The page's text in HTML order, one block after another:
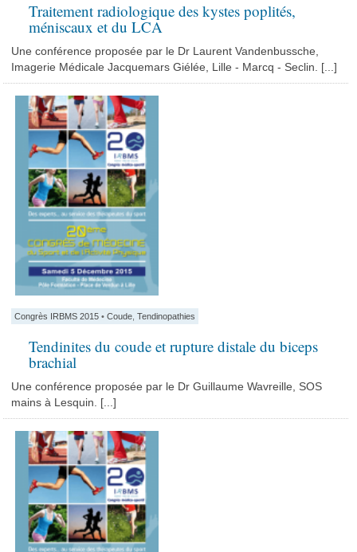
Traitement radiologique des kystes poplités,
méniscaux et du LCA
Une conférence proposée par le Dr Laurent Vandenbussche,
Imagerie Médicale Jacquemars Giélée, Lille - Marcq - Seclin. [...]
Congrès IRBMS 2015 •Coude ,Tendinopathies
Tendinites du coude et rupture distale du biceps
brachial
Une conférence proposée par le Dr Guillaume Wavreille, SOS
mains à Lesquin. [...]